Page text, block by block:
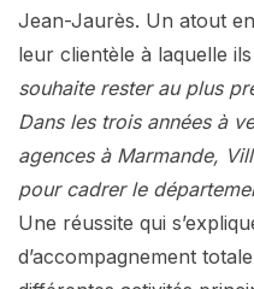
Jean-Jaurès. Un atout
leur clientèle à laquelle
souhaite rester au plus
Dans les trois années à
agences à Marmande,
pour cadrer le
Une réussite qui
d’accompagnement